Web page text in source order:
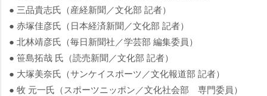
● 三品貴志氏（産経新聞／文化部 記者）
● 赤塚佳彦氏（日本経済新聞／文化部 記者）
● 北林靖彦氏（毎日新聞社／学芸部 編集委員）
● 笹島拓哉 氏（読売新聞／文化部 記者）
● 大塚美奈氏（サンケイスポーツ／文化報道部 記者）
● 牧 元一氏（スポーツニッポン／文化社会部 専門委員）